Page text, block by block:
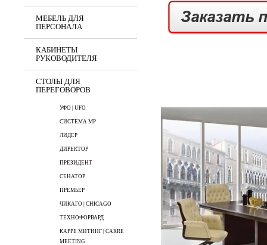
МЕБЕЛЬ ДЛЯ
ПЕРСОНАЛА
КАБИНЕТЫ
РУКОВОДИТЕЛЯ
СТОЛЫ ДЛЯ
ПЕРЕГОВОРОВ
УФО | UFO
СИСТЕМА МР
ЛИДЕР
ДИРЕКТОР
ПРЕЗИДЕНТ
СЕНАТОР
ПРЕМЬЕР
ЧИКАГО | CHICAGO
ТЕХНОФОРВАРД
КАРРЕ МИТИНГ | CARRE
MEETING